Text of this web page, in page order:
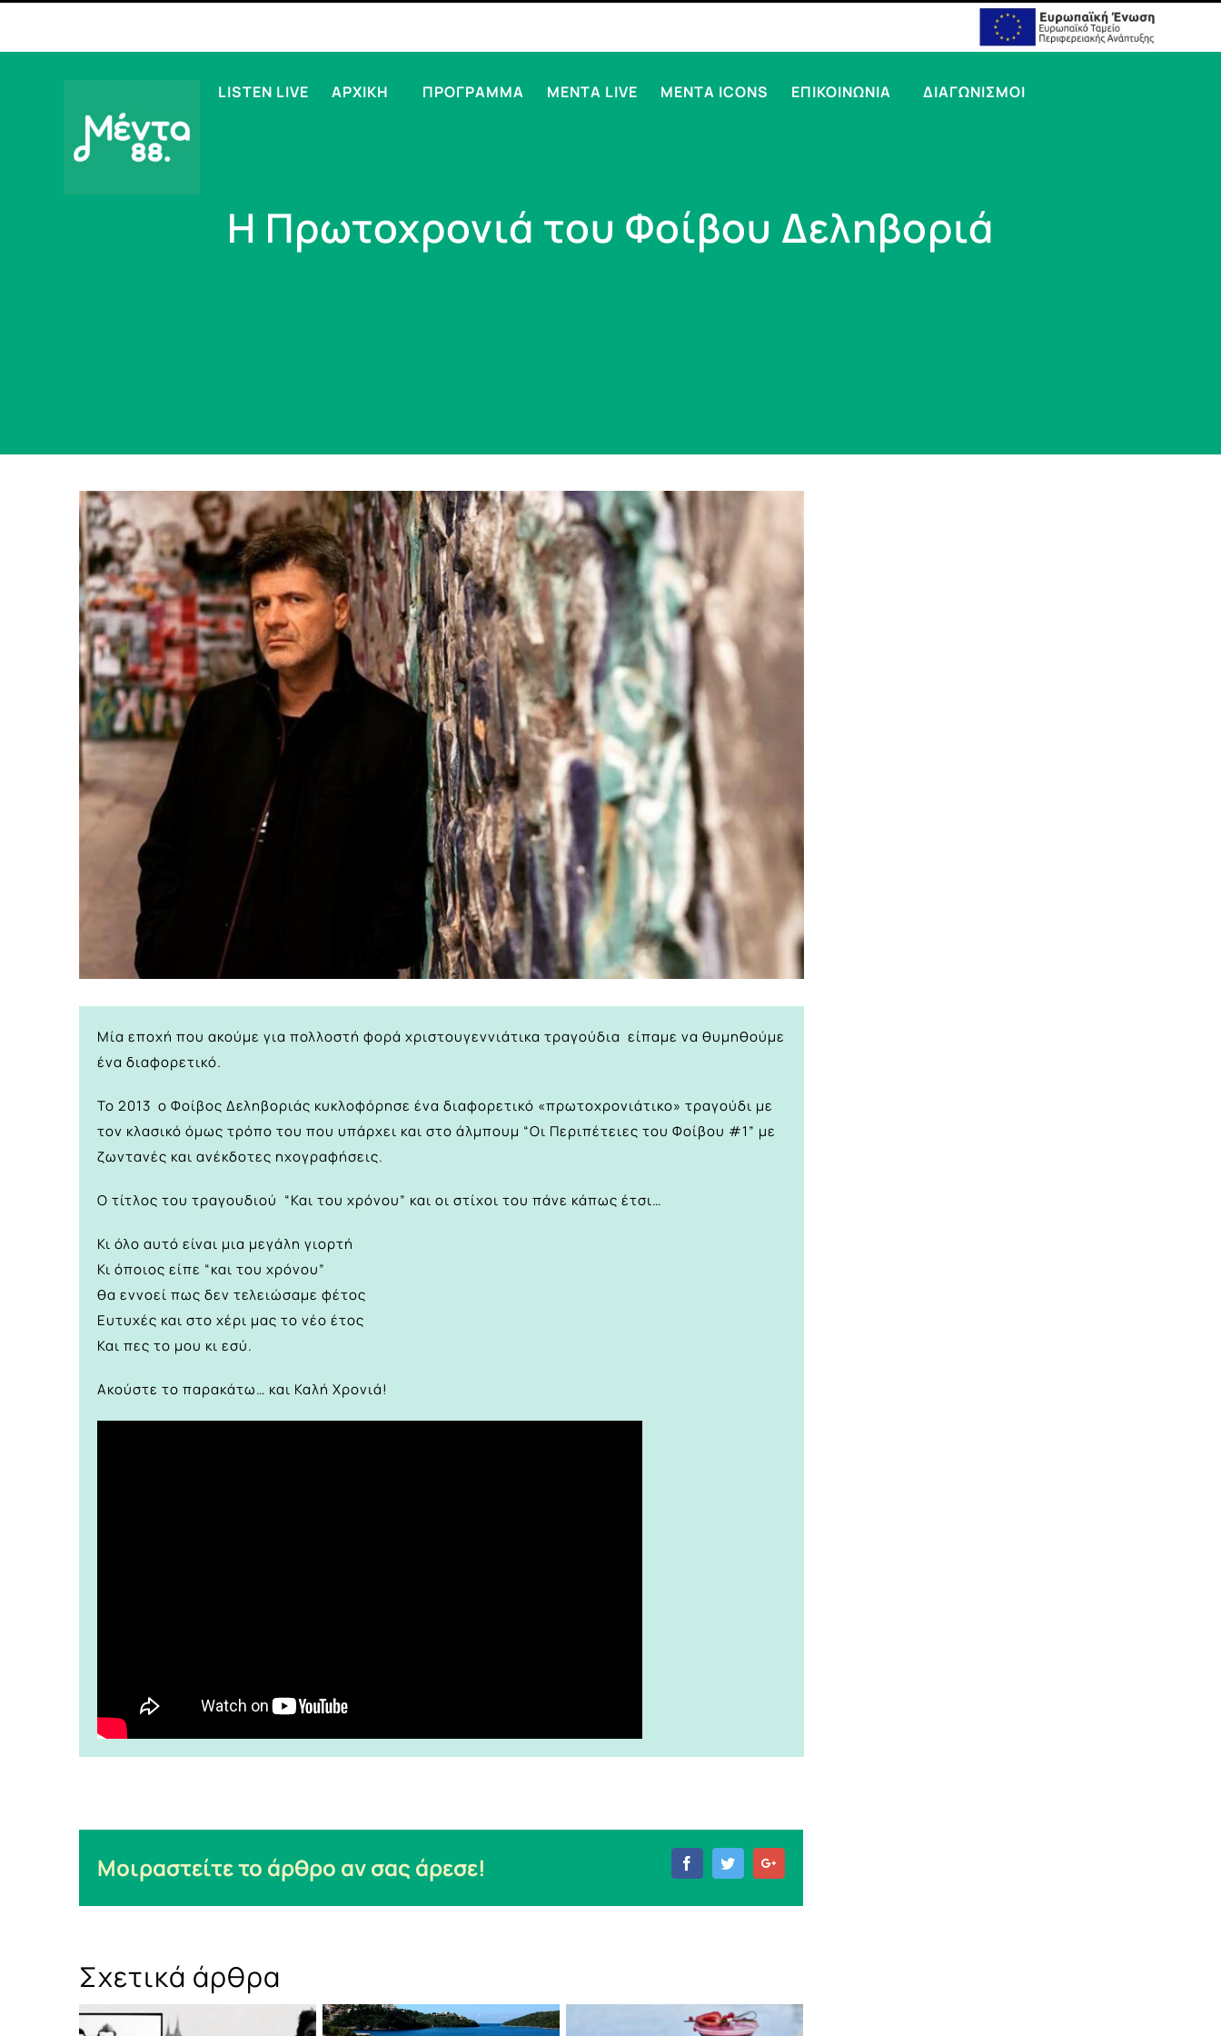
LISTEN LIVE ΑΡΧΙΚΗ ΠΡΟΓΡΑΜΜΑ MENTA LIVE MENTA ICONS ΕΠΙΚΟΙΝΩΝΙΑ ΔΙΑΓΩΝΙΣΜΟΙ
Η Πρωτοχρονιά του Φοίβου Δεληβοριά
View
Larger
Image
Μία εποχή που ακούμε για πολλοστή φορά χριστουγεννιάτικα τραγούδια είπαμε να θυμηθούμε
ένα διαφορετικό.
Το 2013 ο Φοίβος Δεληβοριάς κυκλοφόρησε ένα διαφορετικό «πρωτοχρονιάτικο» τραγούδι με
τον κλασικό όμως τρόπο του που υπάρχει και στο άλμπουμ “Οι Περιπέτειες του Φοίβου #1” με
ζωντανές και ανέκδοτες ηχογραφήσεις.
Ο τίτλος του τραγουδιού “Και του χρόνου” και οι στίχοι του πάνε κάπως έτσι…
Κι όλο αυτό είναι μια μεγάλη γιορτή
Κι όποιος είπε “και του χρόνου”
θα εννοεί πως δεν τελειώσαμε φέτος
Ευτυχές και στο χέρι μας το νέο έτος
Και πες το μου κι εσύ.
Ακούστε το παρακάτω… και Καλή Χρονιά!
Μοιραστείτε το άρθρο αν σας άρεσε! FacebookTwitter
Σχετικά άρθρα